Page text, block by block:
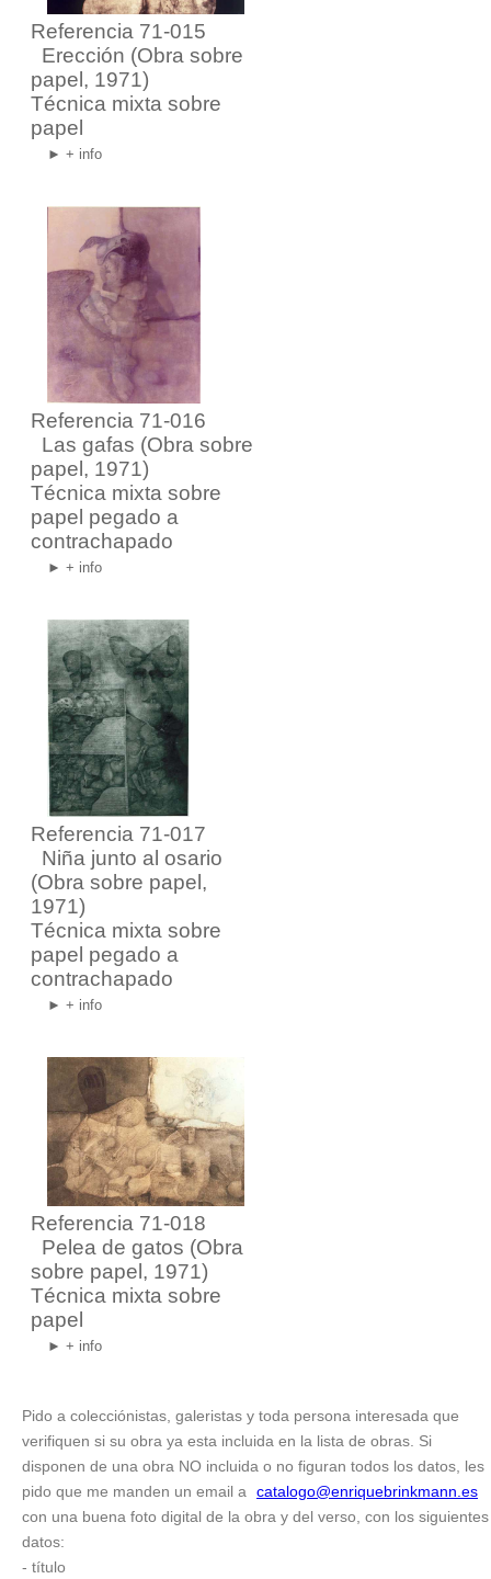
Referencia 71-015
Erección (Obra sobre
papel, 1971)
Técnica mixta sobre
papel
► + info
Referencia 71-016
Las gafas (Obra sobre
papel, 1971)
Técnica mixta sobre
papel pegado a
contrachapado
► + info
Referencia 71-017
Niña junto al osario
(Obra sobre papel,
1971)
Técnica mixta sobre
papel pegado a
contrachapado
► + info
Referencia 71-018
Pelea de gatos (Obra
sobre papel, 1971)
Técnica mixta sobre
papel
► + info
Pido a colecciónistas, galeristas y toda persona interesada que
verifiquen si su obra ya esta incluida en la lista de obras. Si
disponen de una obra NO incluida o no figuran todos los datos, les
pido que me manden un email a catalogo@enriquebrinkmann.es
con una buena foto digital de la obra y del verso, con los siguientes
datos:
- título